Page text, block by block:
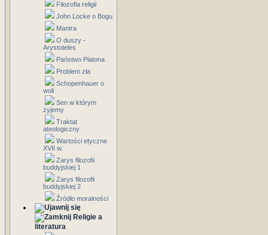
Filozofia religii
John Locke o Bogu
Mantra
O duszy -
Arystoteles
Państwo Platona
Problem zła
Schopenhauer o
woli
Sen w którym
żyjemy
Traktat
ateologiczny
Wartości etyczne
XVII w.
Zarys filozofii
buddyjskiej 1
Zarys filozofii
buddyjskiej 2
Źródło moralności
Religie a
literatura